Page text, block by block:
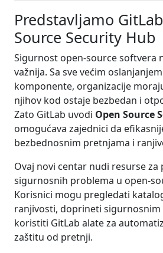
Predstavljamo
Source Security Hub
Sigurnost open-source softvera
važnija. Sa sve većim
komponente, organizacije
njihov kod ostaje bezbedan i
Zato GitLab uvodi Open Source
omogućava zajednici da
bezbednosnim pretnjama i
Ovaj novi centar nudi resurse za
sigurnosnih problema u open-
Korisnici mogu pregledati
ranjivosti, doprineti sigurnosnim
koristiti GitLab alate za
zaštitu od pretnji.